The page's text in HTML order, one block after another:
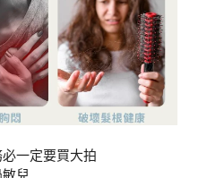
一定要買大拍